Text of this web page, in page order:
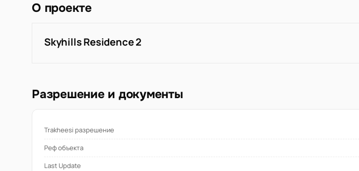
О проекте
Skyhills Residence 2
Разрешение и документы
Trakheesi разрешение
Реф объекта
Last Update